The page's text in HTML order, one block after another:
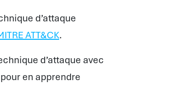
d’attaque
ATT&CK.
d’attaque avec
en apprendre